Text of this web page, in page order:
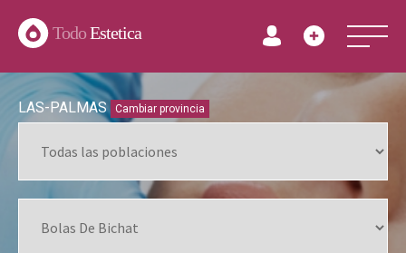
TodoEstetica
LAS-PALMAS Cambiar provincia